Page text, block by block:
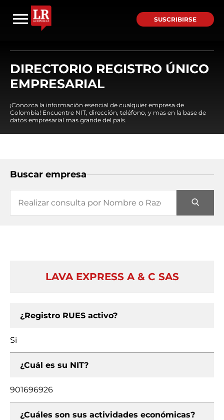
SUSCRIBIRSE
DIRECTORIO REGISTRO ÚNICO
EMPRESARIAL
¡Conozca la información esencial de cualquier empresa de
Colombia! Encuentre NIT, dirección, teléfono, y mas en la base de
datos empresarial mas grande del país.
Buscar empresa
LAVA EXPRESS A & C SAS
¿Registro RUES activo?
Si
¿Cuál es su NIT?
901696926
¿Cuáles son sus actividades económicas?